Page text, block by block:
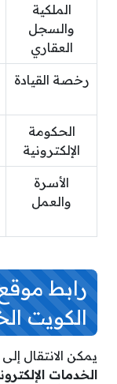
الملكية
والسجل
العقاري
رخصة القيادة
الحكومة
الإلكترونية
الأسرة
والعمل
رابط
الكويت
يمكن الانتقال إلى
الخدمات